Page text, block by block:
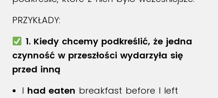
PRZYKŁADY:
1. Kiedy chcemy podkreślić, że jedna
czynność w przeszłości wydarzyła się
przed inną
I had eaten breakfast before I left